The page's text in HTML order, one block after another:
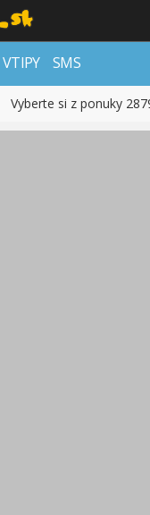
VTIPY SMS
Vyberte si z ponuky